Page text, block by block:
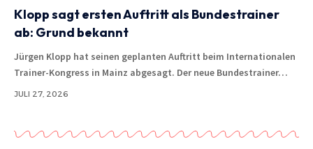
Klopp sagt ersten Auftritt als Bundestrainer
ab: Grund bekannt
Jürgen Klopp hat seinen geplanten Auftritt beim Internationalen
Trainer-Kongress in Mainz abgesagt. Der neue Bundestrainer…
JULI 27, 2026